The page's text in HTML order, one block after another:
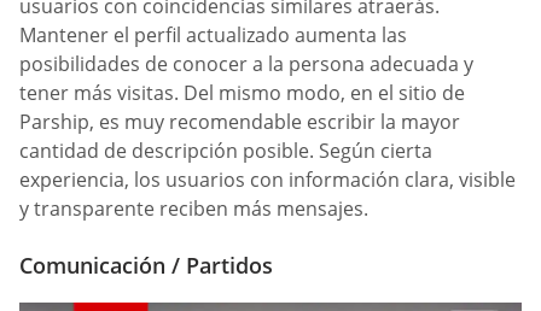
usuarios con coincidencias similares atraerás.
Mantener el perfil actualizado aumenta las
posibilidades de conocer a la persona adecuada y
tener más visitas. Del mismo modo, en el sitio de
Parship, es muy recomendable escribir la mayor
cantidad de descripción posible. Según cierta
experiencia, los usuarios con información clara, visible
y transparente reciben más mensajes.
Comunicación / Partidos